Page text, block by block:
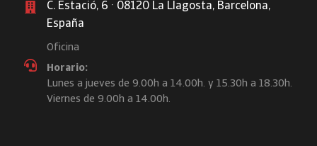
C. Estació, 6 · 08120 La Llagosta, Barcelona,
España
Oficina
Horario:
Lunes a jueves de 9.00h a 14.00h. y 15.30h a 18.30h.
Viernes de 9.00h a 14.00h.